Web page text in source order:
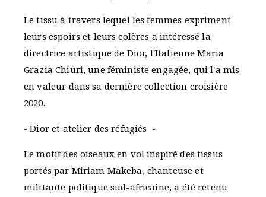
Le tissu à travers lequel les femmes expriment
leurs espoirs et leurs colères a intéressé la
directrice artistique de Dior, l'Italienne Maria
Grazia Chiuri, une féministe engagée, qui l'a mis
en valeur dans sa dernière collection croisière
2020.
- Dior et atelier des réfugiés -
Le motif des oiseaux en vol inspiré des tissus
portés par Miriam Makeba, chanteuse et
militante politique sud-africaine, a été retenu